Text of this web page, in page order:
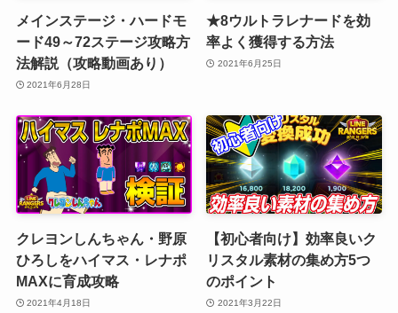
メインステージ・ハードモ
ード49～72ステージ攻略方
法解説（攻略動画あり）
2021年6月28日
★8ウルトラレナードを効
率よく獲得する方法
2021年6月25日
クレヨンしんちゃん・野原
ひろしをハイマス・レナポ
MAXに育成攻略
2021年4月18日
【初心者向け】効率良いク
リスタル素材の集め方5つ
のポイント
2021年3月22日